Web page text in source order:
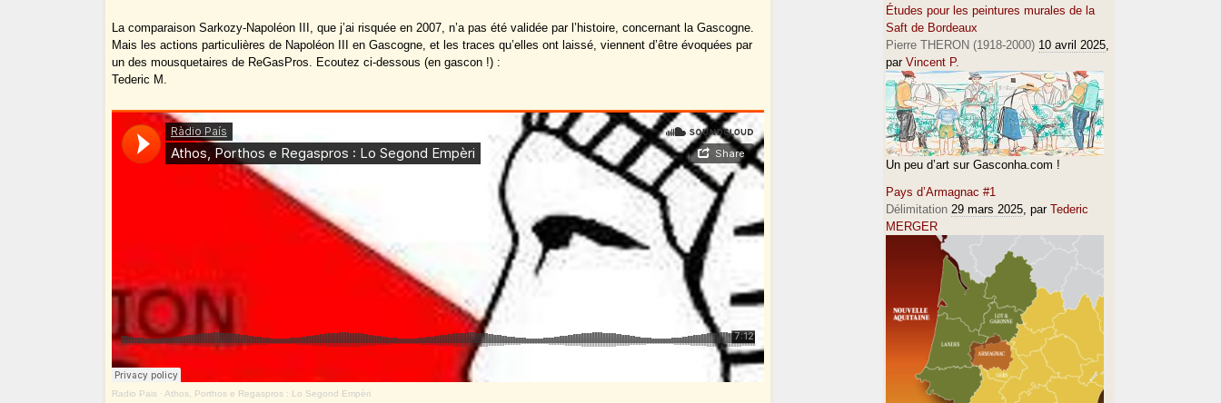
La comparaison Sarkozy-Napoléon III, que j’ai risquée en 2007, n’a pas été validée par l’histoire, concernant la Gascogne.
Mais les actions particulières de Napoléon III en Gascogne, et les traces qu’elles ont laissé, viennent d’être évoquées par
un des mousquetaires de ReGasPros. Ecoutez ci-dessous (en gascon !) :
Tederic M.
Radio Pais · Athos, Porthos e Regaspros : Lo Segond Empèri
Études pour les peintures murales de la
Saft de Bordeaux
Pierre THERON (1918-2000) 10 avril 2025,
par Vincent P.
Un peu d’art sur Gasconha.com !
Pays d’Armagnac #1
Délimitation 29 mars 2025, par Tederic
MERGER